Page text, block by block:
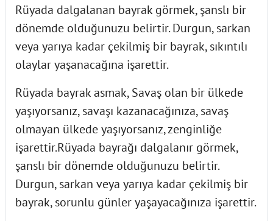
Rüyada dalgalanan bayrak görmek, şanslı bir
dönemde olduğunuzu belirtir. Durgun, sarkan
veya yarıya kadar çekilmiş bir bayrak, sıkıntılı
olaylar yaşanacağına işarettir.
Rüyada bayrak asmak, Savaş olan bir ülkede
yaşıyorsanız, savaşı kazanacağınıza, savaş
olmayan ülkede yaşıyorsanız, zenginliğe
işarettir.Rüyada bayrağı dalgalanır görmek,
şanslı bir dönemde olduğunuzu belirtir.
Durgun, sarkan veya yarıya kadar çekilmiş bir
bayrak, sorunlu günler yaşayacağınıza işarettir.